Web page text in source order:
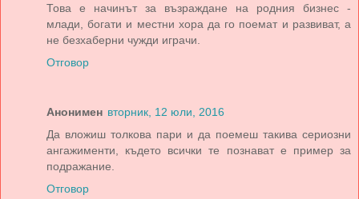
Това е начинът за възраждане на родния бизнес -
млади, богати и местни хора да го поемат и развиват, а
не безхаберни чужди играчи.
Отговор
Анонимен вторник, 12 юли, 2016
Да вложиш толкова пари и да поемеш такива сериозни
ангажименти, където всички те познават е пример за
подражание.
Отговор